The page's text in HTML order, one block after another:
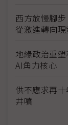
西方放慢腳
從激進轉向現
地緣政治重
AI角力核心
供不應求再
井噴